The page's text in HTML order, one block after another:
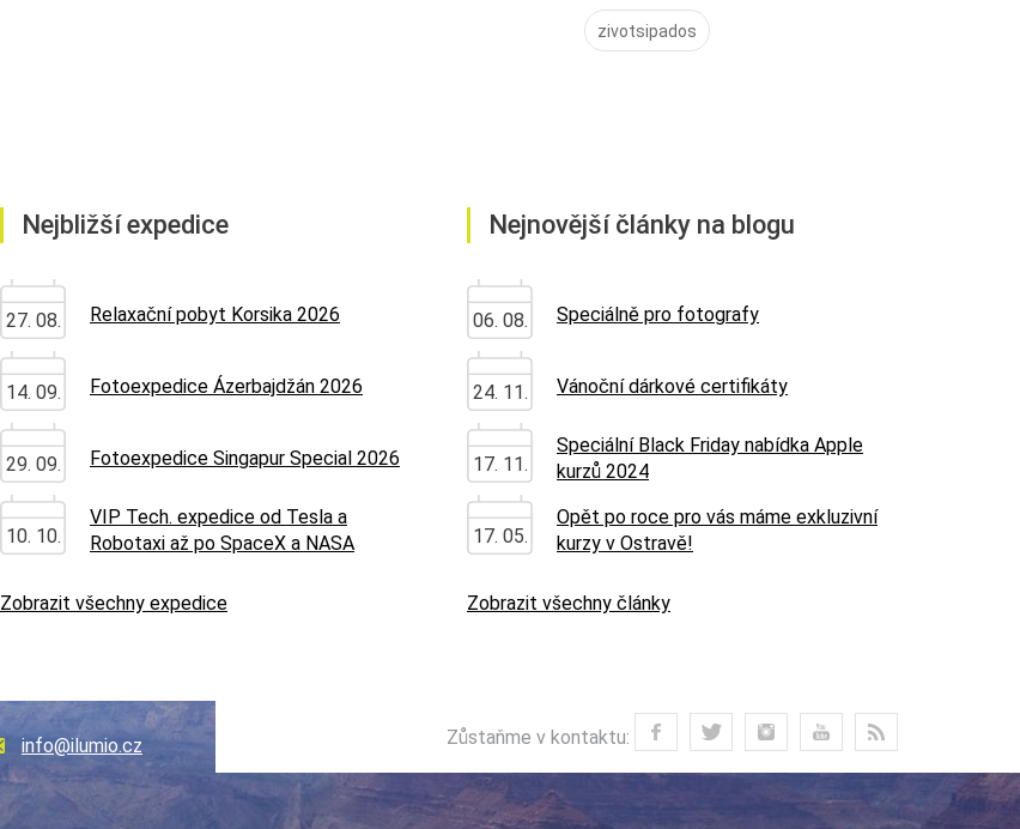
zivotsipados
Nejbližší expedice
27. 08. Relaxační pobyt Korsika 2026
14. 09. Fotoexpedice Ázerbajdžán 2026
29. 09. Fotoexpedice Singapur Special 2026
10. 10.
VIP Tech. expedice od Tesla a
Robotaxi až po SpaceX a NASA
Zobrazit všechny expedice
Nejnovější články na blogu
06. 08. Speciálně pro fotografy
24. 11. Vánoční dárkové certifikáty
17. 11.
Speciální Black Friday nabídka Apple
kurzů 2024
17. 05.
Opět po roce pro vás máme exkluzivní
kurzy v Ostravě!
Zobrazit všechny články
info@ilumio.cz Zůstaňme v kontaktu: